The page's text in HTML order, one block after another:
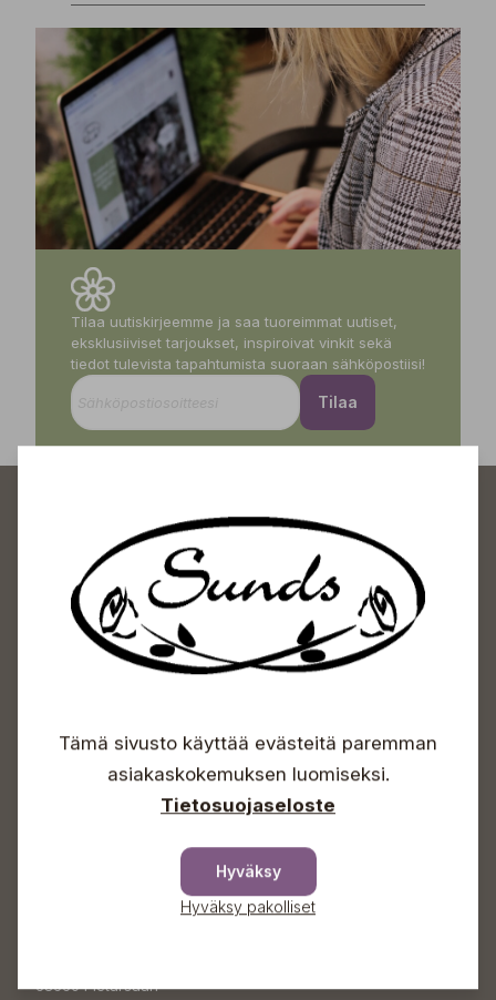
Tilaa uutiskirjeemme ja saa tuoreimmat uutiset,
eksklusiiviset tarjoukset, inspiroivat vinkit sekä
tiedot tulevista tapahtumista suoraan sähköpostiisi!
Tilaa
Sundin Puutarhakeskus
Lauantaisin 09-16
Sunnuntaisin Itsepalvelu
Info & vaihde
68660 Pietarsaari
Tämä sivusto käyttää evästeitä paremman
asiakaskokemuksen luomiseksi.
Tietosuojaseloste
Hyväksy
Hyväksy pakolliset